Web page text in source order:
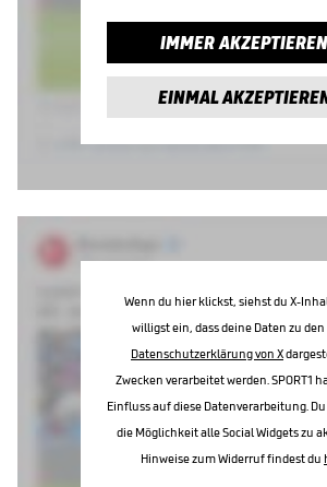
IMMER AKZEPTIEREN
EINMAL
Wenn du hier klickst, siehst du X-
willigst ein, dass deine Daten zu den
Datenschutzerklärung von X
Zwecken verarbeitet werden. SPORT1
Einfluss auf diese Datenverarbeitung.
die Möglichkeit alle Social Widgets zu
Hinweise zum Widerruf findest du